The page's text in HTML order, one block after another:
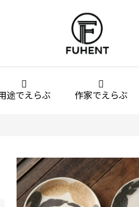
途でえらぶ 作家でえらぶ